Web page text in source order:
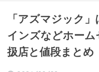
「アズマジック
インズなどホー
扱店と値段まとめ